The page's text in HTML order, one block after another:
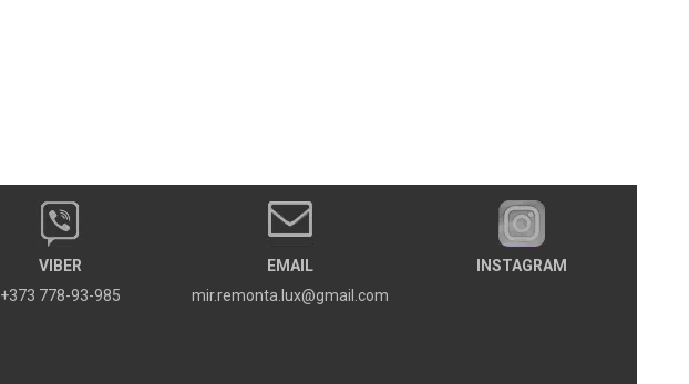
VIBER
+373 778-93-985
EMAIL
mir.remonta.lux@gmail.com
INSTAGRAM